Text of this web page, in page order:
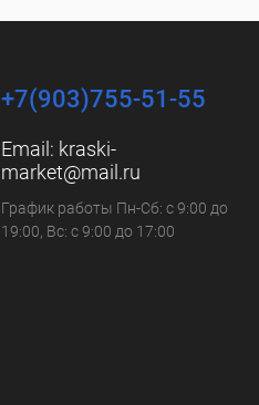
+7(903)755-51-55
Email: kraski-
market@mail.ru
График работы Пн-Сб: с 9:00 до
19:00, Вс: с 9:00 до 17:00